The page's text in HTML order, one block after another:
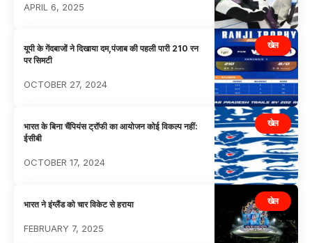
APRIL 6, 2025
खेल
यूपी के गेंदबाजों ने दिखाया दम,पंजाब की पहली पारी 210 रन
पर सिमटी
OCTOBER 27, 2024
खेल
भारत के बिना चैंपियंस ट्रॉफी का आयोजन कोई विकल्प नहीं:
ईसीबी
OCTOBER 17, 2024
खेल
भारत ने इंग्लैंड को चार विकेट से हराया
FEBRUARY 7, 2025